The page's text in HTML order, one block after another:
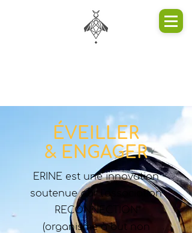
ÉVEILLER
& ENGAGER
ERINE est une innovation
soutenue par l'association
RECONNECTION
(organisme à but non